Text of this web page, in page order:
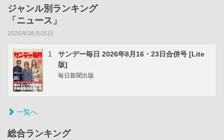
ジャンル別ランキング
「ニュース」
2026年08月05日
1
サンデー毎日 2026年8月16・23日合併号 [Lite
版]
毎日新聞出版
一覧へ
総合ランキング